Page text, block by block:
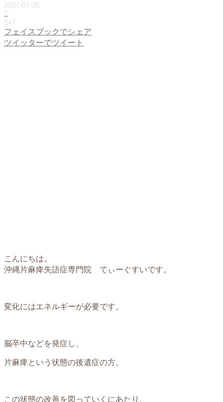
2021-01-28
0
547
フェイスブックでシェア
ツイッターでツイート
こんにちは。
沖縄片麻痺失語症専門院 てぃーぐすいです。
変化にはエネルギーが必要です。
脳卒中などを発症し、
片麻痺という状態の後遺症の方。
この状態の改善を図っていくにあたり、